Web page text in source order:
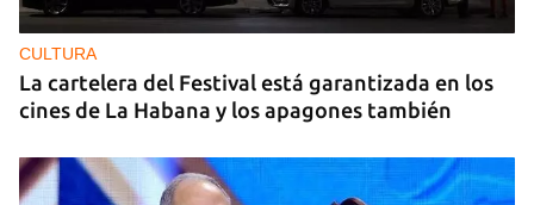
CULTURA
La cartelera del Festival está garantizada en los
cines de La Habana y los apagones también